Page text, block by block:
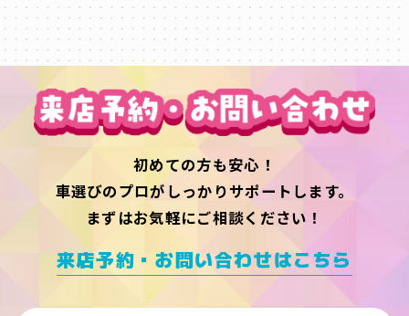
初めての方も安心！
車選びのプロがしっかりサポートします。
まずはお気軽にご相談ください！
来店予約・お問い合わせはこちら